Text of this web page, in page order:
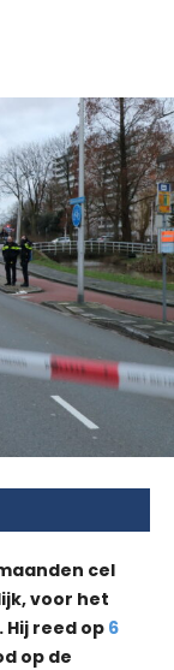
cel
voor het
reed op 6
op de